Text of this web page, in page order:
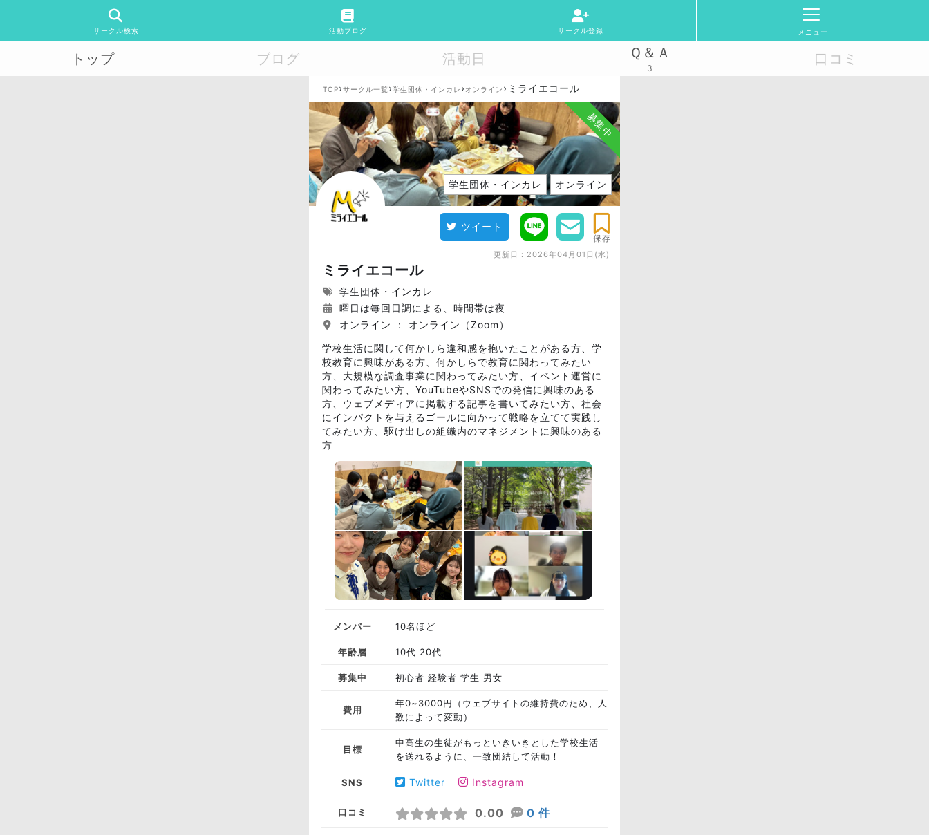
サークル検索 活動ブログ サークル登録 メニュー
トップ ブログ 活動日 Ｑ＆Ａ
3
口コミ
TOP›サークル一覧 ›学生団体・インカレ › オンライン › ミライエコール
募集中
学生団体・インカレ オンライン
ツイート
保存
更新日： 2026年04月01日(水)
ミライエコール
学生団体・インカレ
曜日は毎回日調による、時間帯は夜
オンライン ： オンライン（Zoom）
学校生活に関して何かしら違和感を抱いたことがある方、学
校教育に興味がある方、何かしらで教育に関わってみたい
方、大規模な調査事業に関わってみたい方、イベント運営に
関わってみたい方、YouTubeやSNSでの発信に興味のある
方、ウェブメディアに掲載する記事を書いてみたい方、社会
にインパクトを与えるゴールに向かって戦略を立てて実践し
てみたい方、駆け出しの組織内のマネジメントに興味のある
方
メンバー 10名ほど
年齢層 10代 20代
募集中 初心者 経験者 学生 男女
費用
年0~3000円（ウェブサイトの維持費のため、人
数によって変動）
目標
中高生の生徒がもっといきいきとした学校生活
を送れるように、一致団結して活動！
SNS Twitter Instagram
口コミ 0.00 0 件